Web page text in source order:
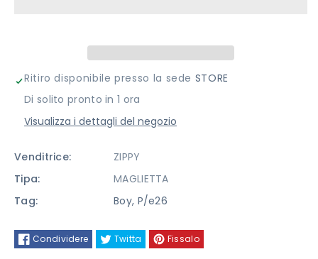
ZIPPY
SHIRT
ZIPPY
Ritiro disponibile presso la sede STORE
Di solito pronto in 1 ora
Visualizza i dettagli del negozio
Venditrice:
ZIPPY
Tipa:
MAGLIETTA
Tag:
Boy, P/e26
Condividere Twitta Fissalo